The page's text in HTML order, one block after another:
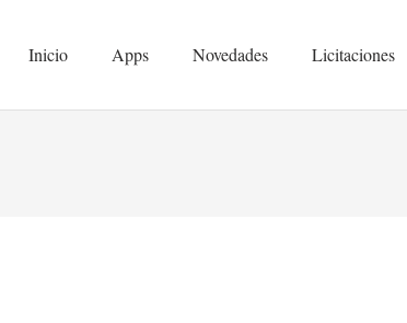
Inicio Apps Novedades Licitaciones